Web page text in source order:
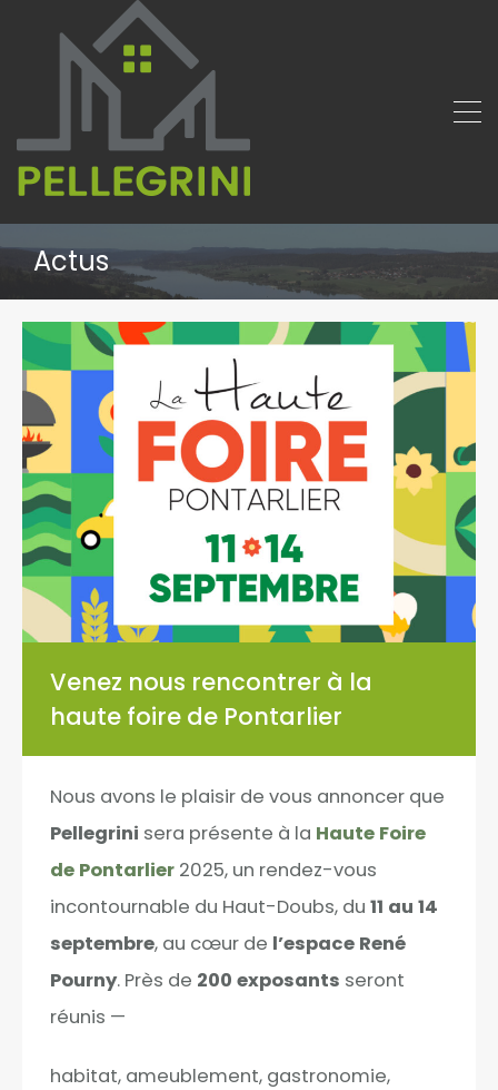
Actus
Venez nous rencontrer à la
haute foire de Pontarlier
Nous avons le plaisir de vous annoncer que
Pellegrini sera présente à la Haute Foire
de Pontarlier 2025, un rendez-vous
incontournable du Haut-Doubs, du 11 au 14
septembre, au cœur de l’espace René
Pourny. Près de 200 exposants seront
réunis —
habitat, ameublement, gastronomie,